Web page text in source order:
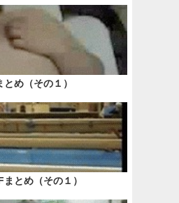
め（その１）
とめ（その１）